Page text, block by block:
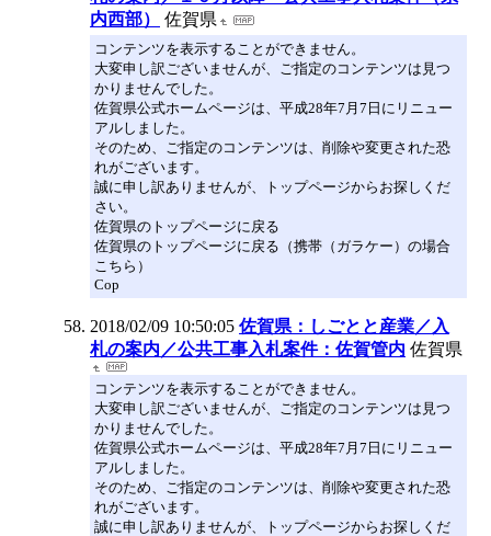
内西部）
佐賀県
コンテンツを表示することができません。
大変申し訳ございませんが、ご指定のコンテンツは見つ
かりませんでした。
佐賀県公式ホームページは、平成28年7月7日にリニュー
アルしました。
そのため、ご指定のコンテンツは、削除や変更された恐
れがございます。
誠に申し訳ありませんが、トップページからお探しくだ
さい。
佐賀県のトップページに戻る
佐賀県のトップページに戻る（携帯（ガラケー）の場合
こちら）
Cop
2018/02/09 10:50:05 佐賀県：しごとと産業／入
札の案内／公共工事入札案件：佐賀管内 佐賀県
コンテンツを表示することができません。
大変申し訳ございませんが、ご指定のコンテンツは見つ
かりませんでした。
佐賀県公式ホームページは、平成28年7月7日にリニュー
アルしました。
そのため、ご指定のコンテンツは、削除や変更された恐
れがございます。
誠に申し訳ありませんが、トップページからお探しくだ